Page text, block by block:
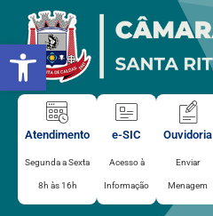
Abrir a barra de ferramentas
para
conteúdo
Atendimento
Segunda a Sexta
8h às 16h
e-SIC
Acesso à
Informação
Ouvidoria
Enviar
Menagem